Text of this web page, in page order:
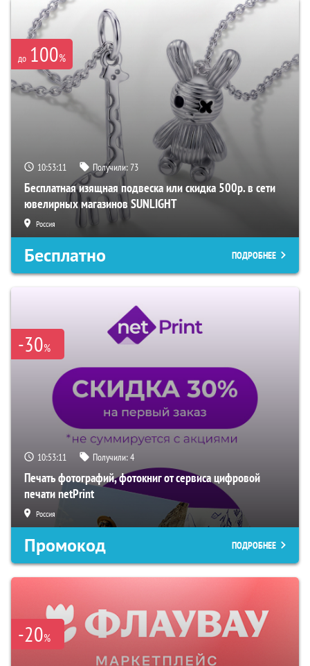
до 100%
10:53:10 Получили:73
Бесплатная изящная подвеска или скидка 500р. в сети
ювелирных магазинов SUNLIGHT
Россия
Бесплатно ПОДРОБНЕЕ
-30%
10:53:10 Получили:4
Печать фотографий, фотокниг от сервиса цифровой
печати netPrint
Россия
Промокод ПОДРОБНЕЕ
-20%